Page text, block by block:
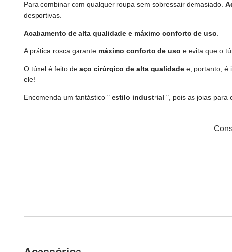
Para combinar com qualquer roupa sem sobressair demasiado.
desportivas.
Acabamento de alta qualidade e máximo conforto de uso
A prática rosca garante máximo conforto de uso e evita que o
O túnel é feito de aço cirúrgico de alta qualidade e, portanto, é
ele!
Encomenda um fantástico " estilo industrial ", pois as joias para